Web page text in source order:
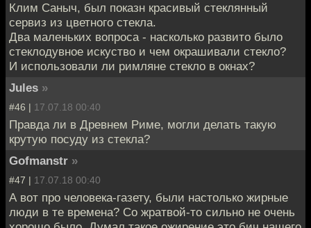
Клим Саныч, был показн красивый стеклянный
сервиз из цветного стекла.
Два маленьких вопроса - насколько развито было
стеклодувное искуство и чем окрашивали стекло?
И использовали ли римляне стекло в окнах?
Jules »
#46 | 17.07.18 00:40
Правда ли в Древнем Риме, могли делать такую
крутую посуду из стекла?
Gofmanstr »
#47 | 17.07.18 00:40
А вот про человека-газету, были настолько жирные
люди в те времена? Со жратвой-то сильно не очень